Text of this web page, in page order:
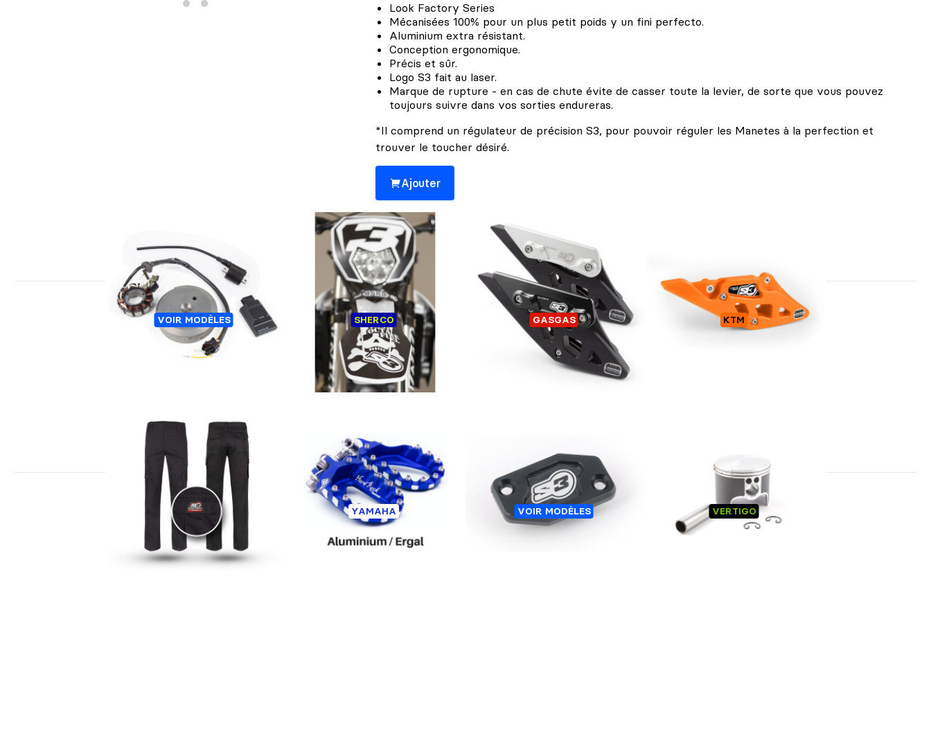
Look Factory Series
Mécanisées 100% pour un plus petit poids y un fini perfecto.
Aluminium extra résistant.
Conception ergonomique.
Précis et sûr.
Logo S3 fait au laser.
Marque de rupture - en cas de chute évite de casser toute la levier, de sorte que vous pouvez
toujours suivre dans vos sorties endureras.
*Il comprend un régulateur de précision S3, pour pouvoir réguler les Manetes à la perfection et
trouver le toucher désiré.
Ajouter
Cela pourrait vous intéresser 👀
VOIR MODÈLES
ALLUMAGE HIDRIA TRIAL SHERCO
KIT PLASTICS ET
AUTOCOLLANTS SHERCO
COMPLET
GASGAS
GUIDE CHAINE GASGAS KTM
GUIDE CHAINE KTM
Les clients qui ont acheté ceci 👆
Ont également acheté ceci 👇
PANTALONS S3 MECANIC YAMAHA
REPOSES PIEDS YAMAHA VOIR MODÈLES
COUVERCLE DE MAÎTRE-
CYLINDRE S3 TRIAL BRAKTEC
VERTIGO
PISTON VERTIGO